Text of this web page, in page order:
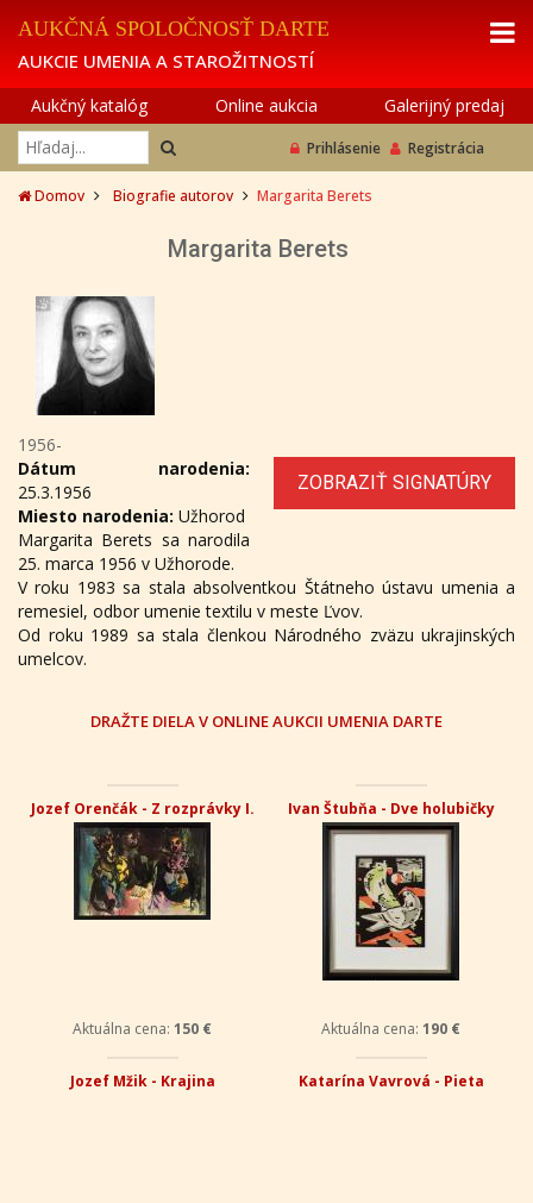
AUKČNÁ SPOLOČNOSŤ DARTE
AUKCIE UMENIA A STAROŽITNOSTÍ
Aukčný katalóg Online aukcia Galerijný predaj
Prihlásenie Registrácia
Domov Biografie autorov Margarita Berets
Margarita Berets
1956-
ZOBRAZIŤ SIGNATÚRY
Dátum narodenia:
25.3.1956
Miesto narodenia: Užhorod
Margarita Berets sa narodila
25. marca 1956 v Užhorode.
V roku 1983 sa stala absolventkou Štátneho ústavu umenia a
remesiel, odbor umenie textilu v meste Ľvov.
Od roku 1989 sa stala členkou Národného zväzu ukrajinských
umelcov.
DRAŽTE DIELA V ONLINE AUKCII UMENIA DARTE
Jozef Orenčák - Z rozprávky I.
Aktuálna cena: 150 €
Ivan Štubňa - Dve holubičky
Aktuálna cena: 190 €
Jozef Mžik - Krajina Katarína Vavrová - Pieta